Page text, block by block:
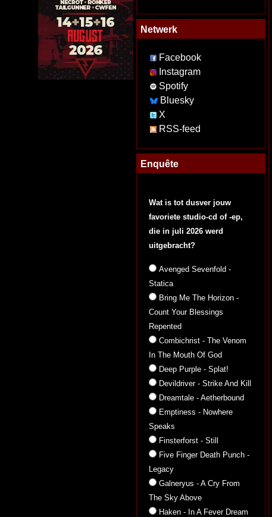
Netwerk
Facebook
Instagram
Spotify
Bluesky
X
RSS-feed
Enquête
Wat is tot dusver jouw
favoriete studio-cd of -ep,
die in juli 2026 werd
uitgebracht?
Avenged Sevenfold -
Statica
Bring Me The Horizon -
Count Your Blessings
Repented
Combichrist - The Venom
In The Mouth Of God
Deep Purple - Splat!
Devildriver - Strike And Kill
Dreamtale - Aetherbound
Emptiness - Nowhere
Speaks
Finsterforst - Still
Five Finger Death Punch -
Legacy
Galneryus - A Cry From
The Sky Above
Haken - In A Fever Dream